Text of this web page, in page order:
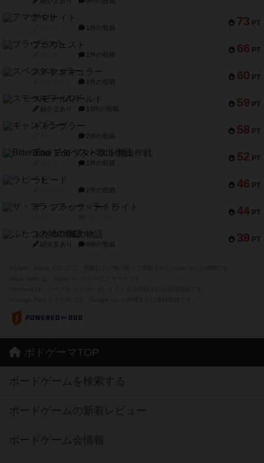
73 PT
アマナイト
1件の投稿
66 PT
ブラヴェスト
1件の投稿
60 PT
スペクタキュラー
1件の投稿
59 PT
スモールワールド
紹介文あり 13件の投稿
58 PT
ギャンブラー
2件の投稿
52 PT
Bitter End ブタペスト救出作戦
1件の投稿
46 PT
ラピード
1件の投稿
44 PT
ザ・フラッフィー・ライト
39 PT
ふたつの城の物語
紹介文あり 6件の投稿
ボドゲーマTOP
ボードゲームを検索する
ボードゲームの新着レビュー
ボードゲーム会情報